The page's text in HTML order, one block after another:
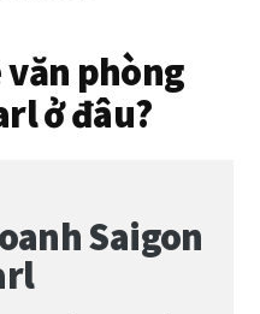
phòng
ở đâu?
Saigon